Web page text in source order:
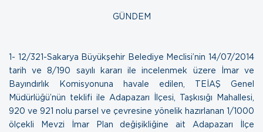
GÜNDEM
1- 12/321-Sakarya Büyükşehir Belediye Meclisi’nin 14/07/2014
tarih ve 8/190 sayılı kararı ile incelenmek üzere İmar ve
Bayındırlık Komisyonuna havale edilen, TEİAŞ Genel
Müdürlüğü’nün teklifi ile Adapazarı İlçesi, Taşkısığı Mahallesi,
920 ve 921 nolu parsel ve çevresine yönelik hazırlanan 1/1000
ölçekli Mevzi İmar Plan değişikliğine ait Adapazarı İlçe